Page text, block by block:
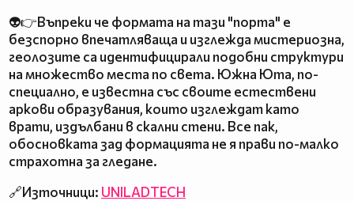
👽👉Въпреки че формата на тази "порта" е
безспорно впечатляваща и изглежда мистериозна,
геолозите са идентифицирали подобни структури
на множество места по света. Южна Юта, по-
специално, е известна със своите естествени
аркови образувания, които изглеждат като
врати, издълбани в скални стени. Все пак,
обосновката зад формацията не я прави по-малко
страхотна за гледане.
🔗Източници: UNILADTECH